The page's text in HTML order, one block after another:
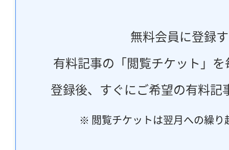
無料会員に登録
有料記事の「閲覧チケット」
登録後、すぐにご希望の有料記
※ 閲覧チケットは翌月への繰り